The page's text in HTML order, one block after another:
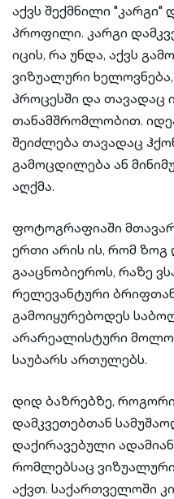
აქვს შექმნილი
პროფილი. კარგი
იცის, რა უნდა, აქვს
ვიზუალური
პროცესში და თავადაც
თანამშრომლობით.
შეიძლება თავადაც
გამოცდილება ან
აღქმა.
ფოტოგრაფიაში
ერთი არის ის, რომ ზოგ
გააცნობიეროს, რაზე
რელევანტური
გამოიყურებოდეს
არარეალისტური
საუბარს ართულებს.
დიდ ბაზრებზე,
დამკვეთებთან
დაქირავებული
რომლებსაც
აქვთ. საქართველოში